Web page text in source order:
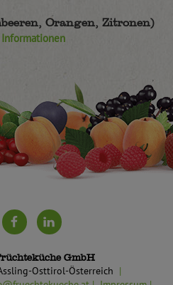
Orangen, Zitronen)
GmbH
Osttirol-Österreich